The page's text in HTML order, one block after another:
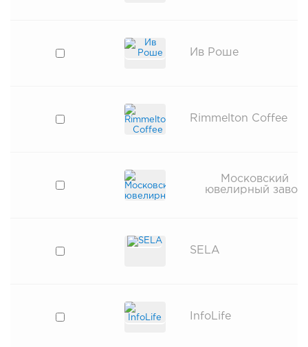
Ив Роше
Rimmelton Coffee
Московский
ювелирный завод
SELA
InfoLife